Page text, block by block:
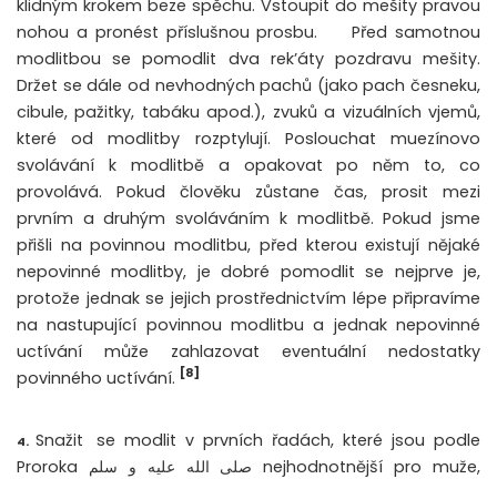
klidným krokem beze spěchu. Vstoupit do mešity pravou
nohou a pronést příslušnou prosbu.
Před samotnou
modlitbou se pomodlit dva rek’áty pozdravu mešity.
Držet se dále od nevhodných pachů (jako pach česneku,
cibule, pažitky, tabáku apod.), zvuků a vizuálních vjemů,
které od modlitby rozptylují. Poslouchat muezínovo
svolávání k modlitbě a opakovat po něm to, co
provolává. Pokud člověku zůstane čas, prosit mezi
prvním a druhým svoláváním k modlitbě. Pokud jsme
přišli na povinnou modlitbu, před kterou existují nějaké
nepovinné modlitby, je dobré pomodlit se nejprve je,
protože jednak se jejich prostřednictvím lépe připravíme
na nastupující povinnou modlitbu a jednak nepovinné
uctívání může zahlazovat eventuální nedostatky
povinného uctívání. [8]
4. Snažit
se modlit v prvních řadách, které jsou podle
Proroka صلى الله عليه و سلم nejhodnotnější pro muže,